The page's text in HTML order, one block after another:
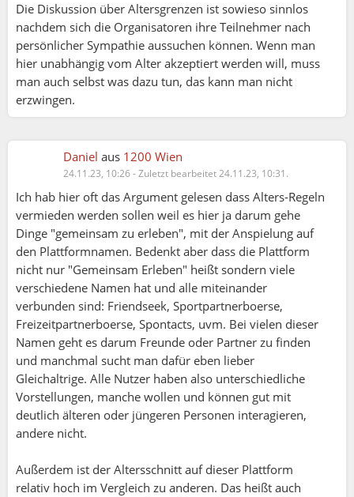
Die Diskussion über Altersgrenzen ist sowieso sinnlos
nachdem sich die Organisatoren ihre Teilnehmer nach
persönlicher Sympathie aussuchen können. Wenn man
hier unabhängig vom Alter akzeptiert werden will, muss
man auch selbst was dazu tun, das kann man nicht
erzwingen.
Daniel aus 1200 Wien
24.11.23, 10:26 -Zuletzt bearbeitet 24.11.23, 10:31.
Ich hab hier oft das Argument gelesen dass Alters-Regeln
vermieden werden sollen weil es hier ja darum gehe
Dinge "gemeinsam zu erleben", mit der Anspielung auf
den Plattformnamen. Bedenkt aber dass die Plattform
nicht nur "Gemeinsam Erleben" heißt sondern viele
verschiedene Namen hat und alle miteinander
verbunden sind: Friendseek, Sportpartnerboerse,
Freizeitpartnerboerse, Spontacts, uvm. Bei vielen dieser
Namen geht es darum Freunde oder Partner zu finden
und manchmal sucht man dafür eben lieber
Gleichaltrige. Alle Nutzer haben also unterschiedliche
Vorstellungen, manche wollen und können gut mit
deutlich älteren oder jüngeren Personen interagieren,
andere nicht.
Außerdem ist der Altersschnitt auf dieser Plattform
relativ hoch im Vergleich zu anderen. Das heißt auch